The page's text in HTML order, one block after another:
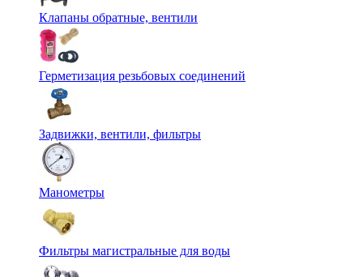
Клапаны обратные, вентили
Герметизация резьбовых соединений
Задвижки, вентили, фильтры
Манометры
Фильтры магистральные для воды